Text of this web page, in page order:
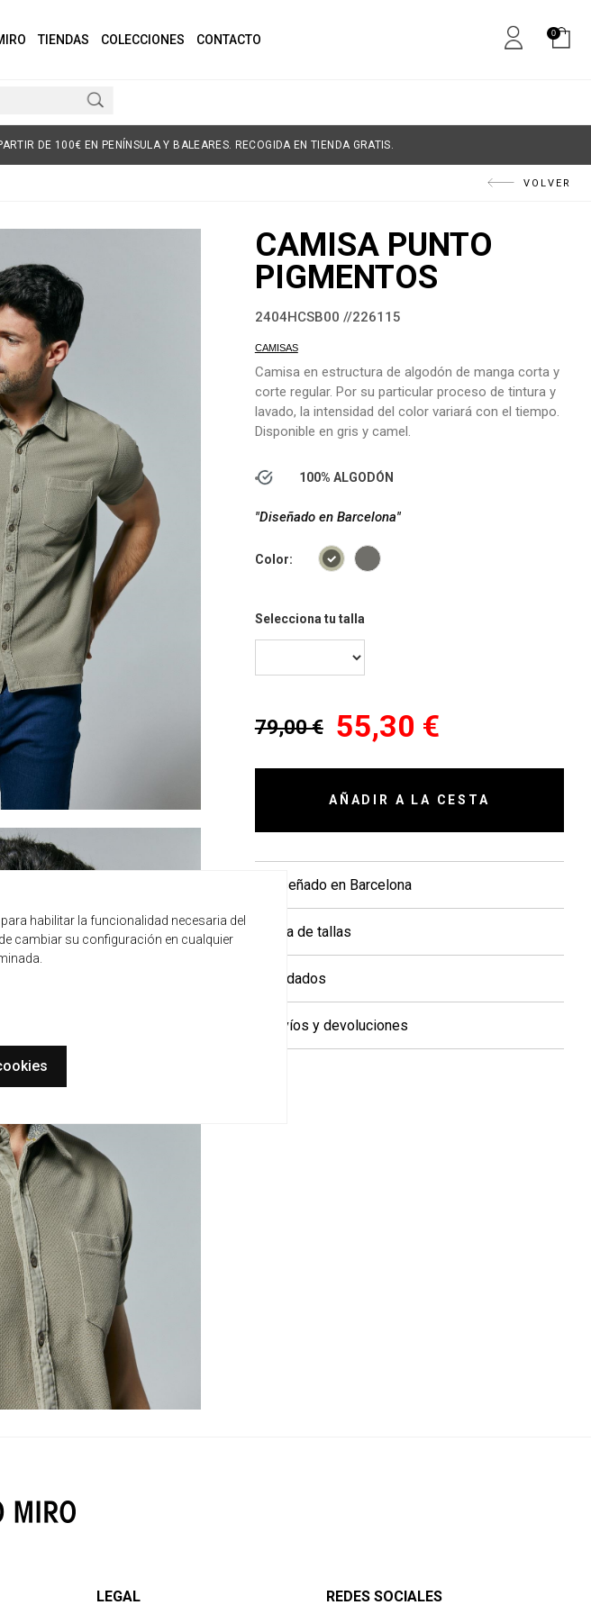
0
TIENDAS COLECCIONES CONTACTO
DE 100€ EN PENÍNSULA Y BALEARES. RECOGIDA EN TIENDA GRATIS.
VOLVER
CAMISA PUNTO
PIGMENTOS
2404HCSB00 //226115
CAMISAS
Camisa en estructura de algodón de manga corta y
corte regular. Por su particular proceso de tintura y
lavado, la intensidad del color variará con el tiempo.
Disponible en gris y camel.
100% ALGODÓN
"Diseñado en Barcelona"
Color:
Selecciona tu talla
79,00 € 55,30 €
AÑADIR A LA CESTA
+ Diseñado en Barcelona
+ Guía de tallas
+ Cuidados
+ Envíos y devoluciones
LEGAL REDES SOCIALES
habilitar la funcionalidad necesaria del
cambiar su configuración en cualquier